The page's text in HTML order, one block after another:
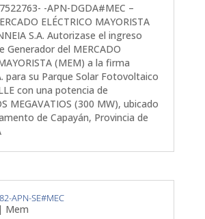
-APN-DGDA#MEC –
ELÉCTRICO MAYORISTA
S.A. Autorizase el ingreso
Generador del MERCADO
(MEM) a la firma
para su Parque Solar Fotovoltaico
con una potencia de
MEGAVATIOS (300 MW), ubicado
de Capayán, Provincia de
APN-SE#MEC
| Mem